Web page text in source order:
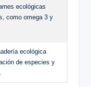
ecológicas
como omega 3 y
ecológica
de especies y